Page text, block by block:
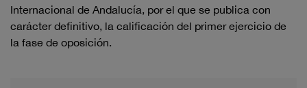
Internacional de Andalucía, por el que se publica con
carácter definitivo, la calificación del primer ejercicio de
la fase de oposición.